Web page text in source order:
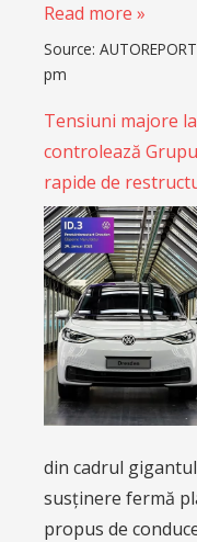
Read more »
Source: AUTOREPORT
pm
Tensiuni majore
controlează
rapide de
din cadrul
susținere fermă
propus de